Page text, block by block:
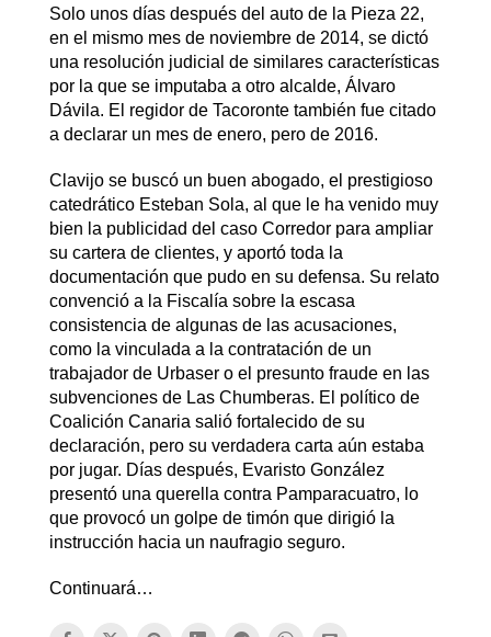
Solo unos días después del auto de la Pieza 22,
en el mismo mes de noviembre de 2014, se dictó
una resolución judicial de similares características
por la que se imputaba a otro alcalde, Álvaro
Dávila. El regidor de Tacoronte también fue citado
a declarar un mes de enero, pero de 2016.
Clavijo se buscó un buen abogado, el prestigioso
catedrático Esteban Sola, al que le ha venido muy
bien la publicidad del caso Corredor para ampliar
su cartera de clientes, y aportó toda la
documentación que pudo en su defensa. Su relato
convenció a la Fiscalía sobre la escasa
consistencia de algunas de las acusaciones,
como la vinculada a la contratación de un
trabajador de Urbaser o el presunto fraude en las
subvenciones de Las Chumberas. El político de
Coalición Canaria salió fortalecido de su
declaración, pero su verdadera carta aún estaba
por jugar. Días después, Evaristo González
presentó una querella contra Pamparacuatro, lo
que provocó un golpe de timón que dirigió la
instrucción hacia un naufragio seguro.
Continuará…